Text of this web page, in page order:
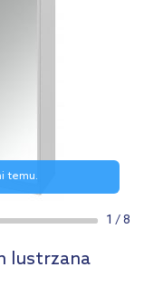
temu.
1 /8
lustrzana